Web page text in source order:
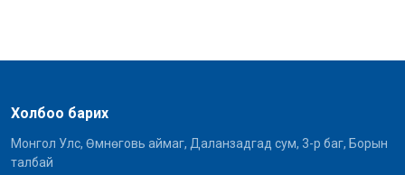
Холбоо барих
Монгол Улс, Өмнөговь аймаг, Даланзадгад сум, 3-р баг, Борын
талбай